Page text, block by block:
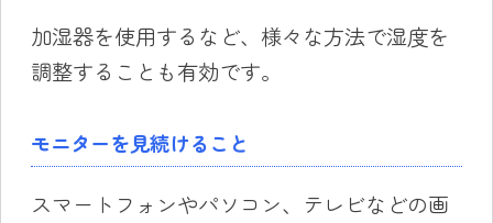
加湿器を使用するなど、様々な方法で湿度を
調整することも有効です。
モニターを見続けること
スマートフォンやパソコン、テレビなどの画